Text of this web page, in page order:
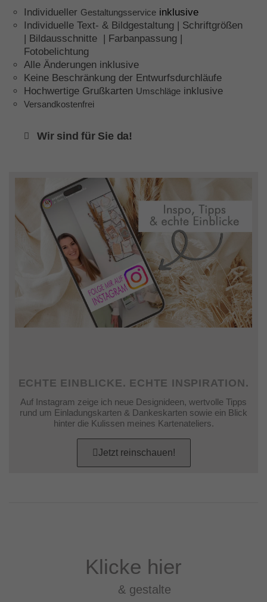
Individueller Gestaltungsservice inklusive
Individuelle Text- & Bildgestaltung | Schriftgrößen
| Bildausschnitte | Farbanpassung |
Fotobelichtung
Alle Änderungen inklusive
Keine Beschränkung der Entwurfsdurchläufe
Hochwertige Grußkarten Umschläge inklusive
Versandkostenfrei
Wir sind für Sie da!
ECHTE EINBLICKE. ECHTE INSPIRATION.
Auf Instagram zeige ich neue Designideen, wertvolle Tipps
rund um Einladungskarten & Dankeskarten sowie ein Blick
hinter die Kulissen meines Kartenateliers.
Jetzt reinschauen!
Klicke hier
& gestalte